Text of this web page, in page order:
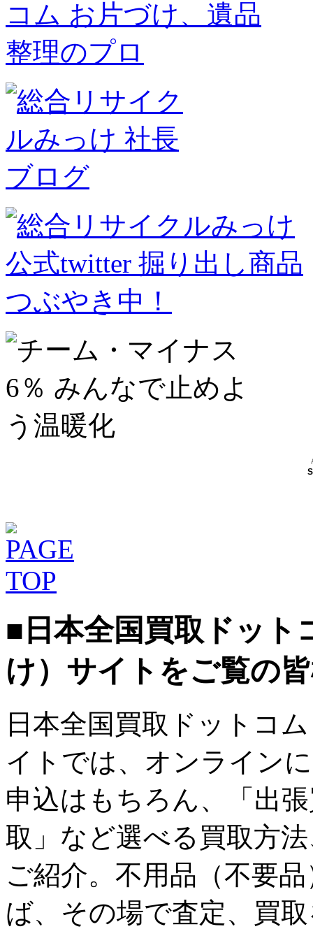
■日本全国買取ドット
け）サイトをご覧の
日本全国買取ドットコ
イトでは、オンライン
申込はもちろん、「出
取」など選べる買取方
ご紹介。不用品（不要
ば、その場で査定、買